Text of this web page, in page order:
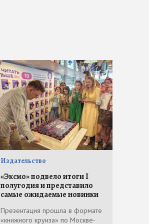
Издательство
«Эксмо» подвело итоги I
полугодия и представило
самые ожидаемые новинки
Презентация прошла в формате
«книжного круиза» по Москве-